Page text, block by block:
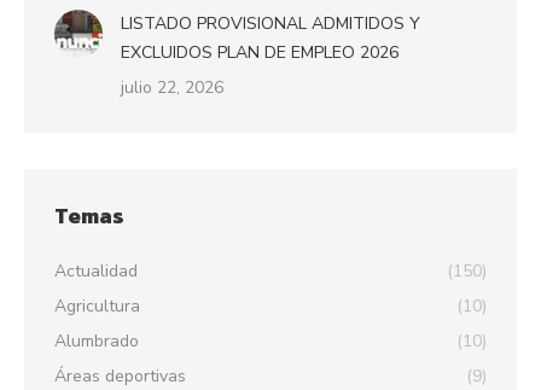
LISTADO PROVISIONAL ADMITIDOS Y
EXCLUIDOS PLAN DE EMPLEO 2026
julio 22, 2026
Temas
Actualidad
(150)
Agricultura
(10)
Alumbrado
(10)
Áreas deportivas
(9)